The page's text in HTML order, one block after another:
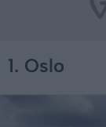
1. Oslo